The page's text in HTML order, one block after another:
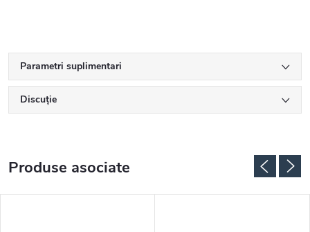
Parametri suplimentari
Discuţie
Produse asociate